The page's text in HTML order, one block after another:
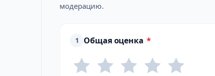
модерацию.
1 Общая оценка *